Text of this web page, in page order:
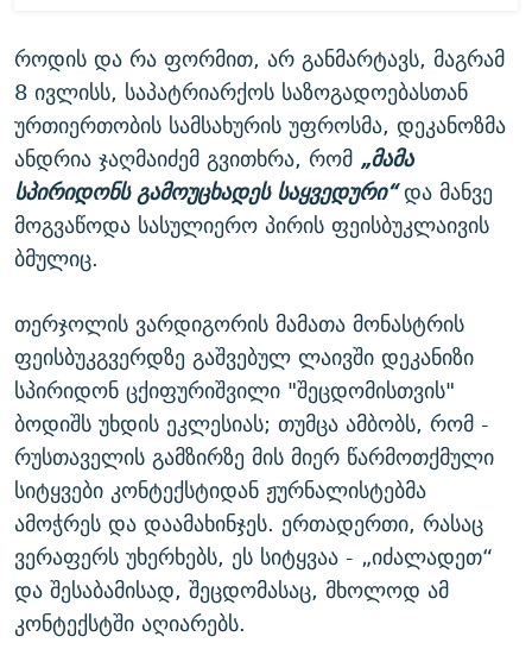
როდის და რა ფორმით, არ განმარტავს, მაგრამ
8 ივლისს, საპატრიარქოს საზოგადოებასთან
ურთიერთობის სამსახურის უფროსმა, დეკანოზმა
ანდრია ჯაღმაიძემ გვითხრა, რომ „მამა
სპირიდონს გამოუცხადეს საყვედური“და მანვე
მოგვაწოდა სასულიერო პირის ფეისბუკლაივის
ბმულიც.
თერჯოლის ვარდიგორის მამათა მონასტრის
ფეისბუკგვერდზე გაშვებულ ლაივში დეკანიზი
სპირიდონ ცქიფურიშვილი "შეცდომისთვის"
ბოდიშს უხდის ეკლესიას; თუმცა ამბობს, რომ -
რუსთაველის გამზირზე მის მიერ წარმოთქმული
სიტყვები კონტექსტიდან ჟურნალისტებმა
ამოჭრეს და დაამახინჯეს. ერთადერთი, რასაც
ვერაფერს უხერხებს, ეს სიტყვაა - „იძალადეთ“
და შესაბამისად, შეცდომასაც, მხოლოდ ამ
კონტექსტში აღიარებს.